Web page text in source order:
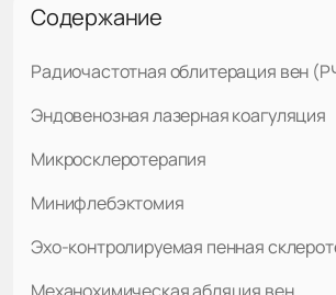
Содержание
Радиочастотная облитерация вен
Эндовенозная лазерная коагуляция
Микросклеротерапия
Минифлебэктомия
Эхо-контролируемая пенная